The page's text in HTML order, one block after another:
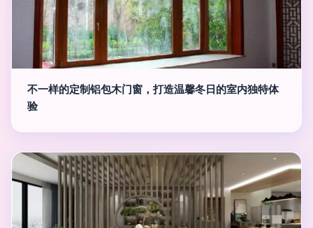
不一样的定制铝包木门窗，打造温馨冬日的室内独特体
验